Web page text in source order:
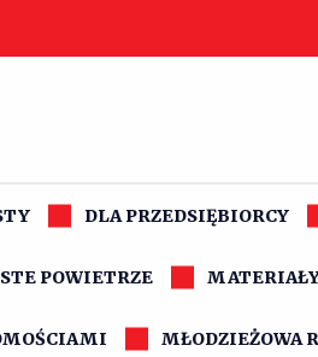
DLA PRZEDSIĘBIORCY
POWIETRZE
MŁODZIEŻOWA